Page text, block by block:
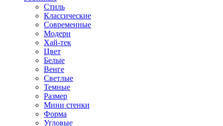
Стиль
Классические
Современные
Модерн
Хай-тек
Цвет
Белые
Венге
Светлые
Темные
Размер
Мини стенки
Форма
Угловые